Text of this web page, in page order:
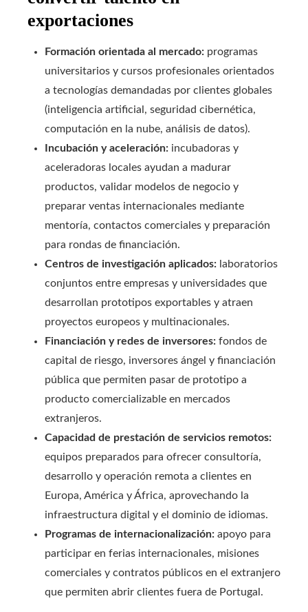
exportaciones
Formación orientada al mercado: programas
universitarios y cursos profesionales orientados
a tecnologías demandadas por clientes globales
(inteligencia artificial, seguridad cibernética,
computación en la nube, análisis de datos).
Incubación y aceleración: incubadoras y
aceleradoras locales ayudan a madurar
productos, validar modelos de negocio y
preparar ventas internacionales mediante
mentoría, contactos comerciales y preparación
para rondas de financiación.
Centros de investigación aplicados: laboratorios
conjuntos entre empresas y universidades que
desarrollan prototipos exportables y atraen
proyectos europeos y multinacionales.
Financiación y redes de inversores: fondos de
capital de riesgo, inversores ángel y financiación
pública que permiten pasar de prototipo a
producto comercializable en mercados
extranjeros.
Capacidad de prestación de servicios remotos:
equipos preparados para ofrecer consultoría,
desarrollo y operación remota a clientes en
Europa, América y África, aprovechando la
infraestructura digital y el dominio de idiomas.
Programas de internacionalización: apoyo para
participar en ferias internacionales, misiones
comerciales y contratos públicos en el extranjero
que permiten abrir clientes fuera de Portugal.